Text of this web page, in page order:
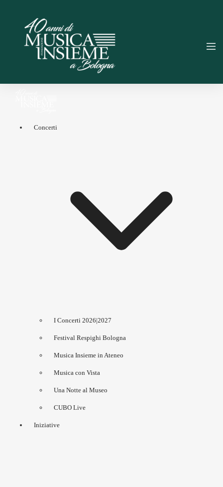
Concerti
I Concerti 2026|2027
Festival Respighi Bologna
Musica Insieme in Ateneo
Musica con Vista
Una Notte al Museo
CUBO Live
Iniziative